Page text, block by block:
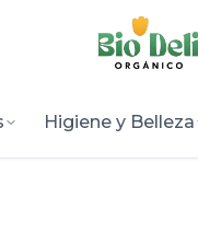
Higiene y Belleza